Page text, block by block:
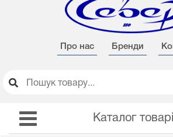
Про нас Бренди
Каталог